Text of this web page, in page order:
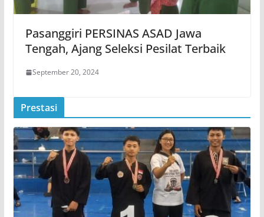
Pasanggiri PERSINAS ASAD Jawa
Tengah, Ajang Seleksi Pesilat Terbaik
September 20, 2024
Prestasi